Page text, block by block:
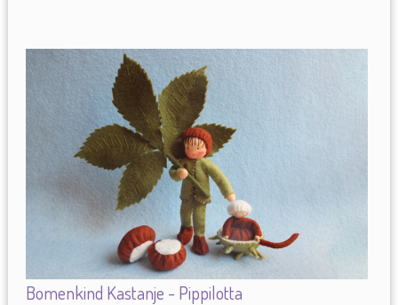
Bomenkind Kastanje - Pippilotta